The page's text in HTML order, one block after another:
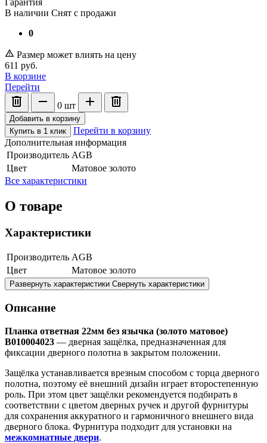
В наличии Снят с продажи
0
Размер может влиять на цену
611 руб.
В корзине
Перейти
0 шт
Добавить в корзину
Купить в 1 клик
Перейти в корзину
Дополнительная информация
Производитель AGB
Цвет
Матовое золото
Все характеристики
О товаре
Характеристики
Производитель AGB
Цвет
Матовое золото
Развернуть характеристики Свернуть характеристики
Описание
Планка ответная 22мм без язычка (золото матовое)
B010004023 — дверная защёлка, предназначенная для
фиксации дверного полотна в закрытом положении.
Защёлка устанавливается врезным способом с торца дверного
полотна, поэтому её внешний дизайн играет второстепенную
роль. При этом цвет защёлки рекомендуется подбирать в
соответствии с цветом дверных ручек и другой фурнитуры
для сохранения аккуратного и гармоничного внешнего вида
дверного блока. Фурнитура подходит для установки на
межкомнатные двери.